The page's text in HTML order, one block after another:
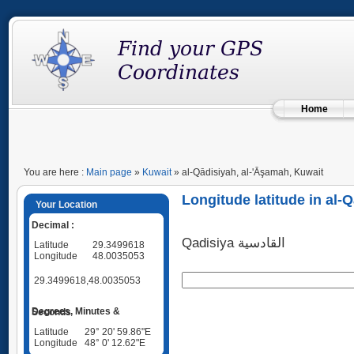
Home
You are here : Main page » Kuwait» al-Qādisiyah, al-'Āşamah, Kuwait
Your Location
Decimal :
Latitude
29.3499618
Longitude
48.0035053
29.3499618,48.0035053
Degrees, Minutes & Seconds
Latitude
29° 20' 59.86"E
Longitude
48° 0' 12.62"E
Longitude latitude in al-
Qadisiya القادسية